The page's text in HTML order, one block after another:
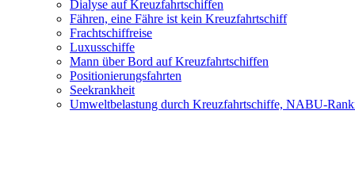
Dialyse auf Kreuzfahrtschiffen
Fähren, eine Fähre ist kein Kreuzfahrtschiff
Frachtschiffreise
Luxusschiffe
Mann über Bord auf Kreuzfahrtschiffen
Positionierungsfahrten
Seekrankheit
Umweltbelastung durch Kreuzfahrtschiffe, NABU-